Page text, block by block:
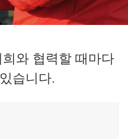
와 협력할 때마다
습니다.